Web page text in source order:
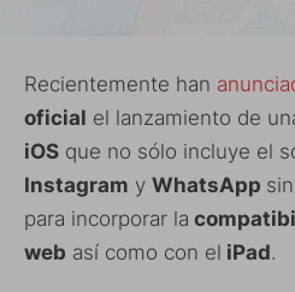
Recientemente han
oficial el lanzamiento de
iOS que no sólo incluye el
Instagram y WhatsApp
para incorporar la
web así como con el iPad.